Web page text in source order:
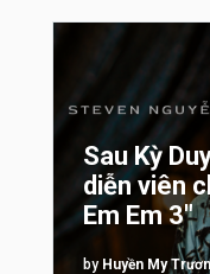
Sau Kỳ
diễn viên
Em Em 3″
by Huyền My